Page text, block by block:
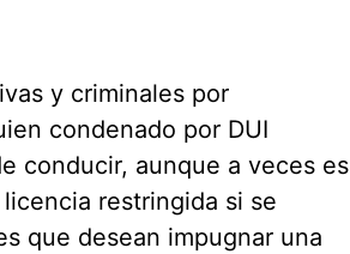
y criminales por
condenado por DUI
conducir, aunque a veces es
restringida si se
que desean impugnar una